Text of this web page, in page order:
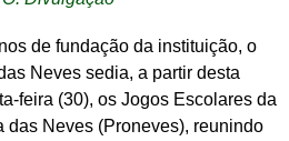
de fundação da instituição, o
Neves sedia, a partir desta
feira (30), os Jogos Escolares da
das Neves (Proneves), reunindo